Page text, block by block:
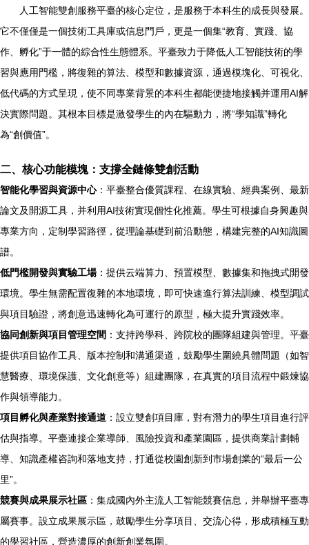
人工智能雙創服務平臺的核心定位，是服務于本科生的成長與發展。
它不僅僅是一個技術工具庫或信息門戶，更是一個集“教育、實踐、協
作、孵化”于一體的綜合性生態體系。平臺致力于降低人工智能技術的學
習與應用門檻，將復雜的算法、模型和數據資源，通過模塊化、可視化、
低代碼的方式呈現，使不同專業背景的本科生都能便捷地接觸并運用AI解
決實際問題。其根本目標是激發學生的內在驅動力，將“學知識”轉化
為“創價值”。
二、核心功能模塊：支撐全鏈條雙創活動
智能化學習與資源中心：平臺整合優質課程、在線實驗、經典案例、最新
論文及開源工具，并利用AI技術實現個性化推薦。學生可根據自身興趣與
專業方向，定制學習路徑，從理論基礎到前沿動態，構建完整的AI知識圖
譜。
低門檻開發與實驗工場：提供云端算力、預置模型、數據集和拖拽式開發
環境。學生無需配置復雜的本地環境，即可快速進行算法訓練、模型調試
與項目驗證，將創意迅速轉化為可運行的原型，極大提升實踐效率。
協同創新與項目管理空間 ：支持跨學科、跨院校的團隊組建與管理。平臺
提供項目協作工具、版本控制和溝通渠道，鼓勵學生圍繞具體問題（如智
慧醫療、環境保護、文化創意等）組建團隊，在真實的項目流程中鍛煉協
作與領導能力。
項目孵化與產業對接通道 ：設立雙創項目庫，對有潛力的學生項目進行評
估與指導。平臺連接企業導師、風險投資和產業園區，提供商業計劃輔
導、知識產權咨詢和落地支持，打通從校園創新到市場創業的“最后一公
里”。
競賽與成果展示社區 ：集成國內外主流人工智能競賽信息，并舉辦平臺專
屬賽事。設立成果展示區，鼓勵學生分享項目、交流心得，形成積極互動
的學習社區，營造濃厚的創新創業氛圍。